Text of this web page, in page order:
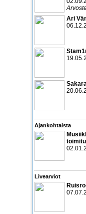
Ari
Ajankohtaista
Livearviot